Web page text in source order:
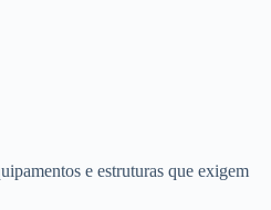
e estruturas que exigem